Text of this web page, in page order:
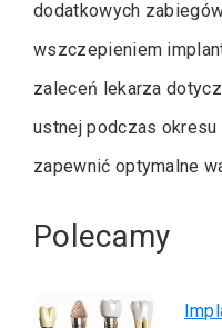
dodatkowych
wszczepieniem
zaleceń lekarza
ustnej podczas
zapewnić optymalne
Polecamy